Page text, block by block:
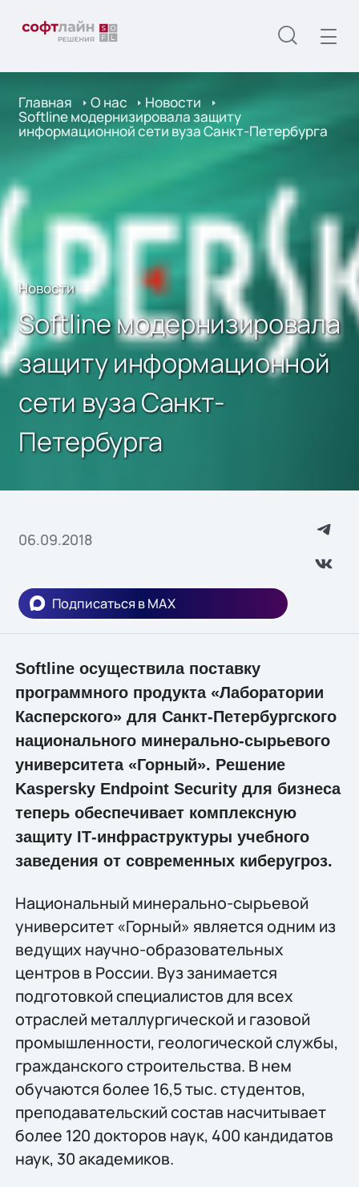
Главная О нас Новости
Softline модернизировала защиту
информационной сети вуза Санкт-Петербурга
Новости
Softline модернизировала
защиту информационной
сети вуза Санкт-
Петербурга
06.09.2018
Подписаться в MAX
Softline осуществила поставку
программного продукта «Лаборатории
Касперского» для Санкт-Петербургского
национального минерально-сырьевого
университета «Горный». Решение
Kaspersky Endpoint Security для бизнеса
теперь обеспечивает комплексную
защиту IТ-инфраструктуры учебного
заведения от современных киберугроз.
Национальный минерально-сырьевой
университет «Горный» является одним из
ведущих научно-образовательных
центров в России. Вуз занимается
подготовкой специалистов для всех
отраслей металлургической и газовой
промышленности, геологической службы,
гражданского строительства. В нем
обучаются более 16,5 тыс. студентов,
преподавательский состав насчитывает
более 120 докторов наук, 400 кандидатов
наук, 30 академиков.